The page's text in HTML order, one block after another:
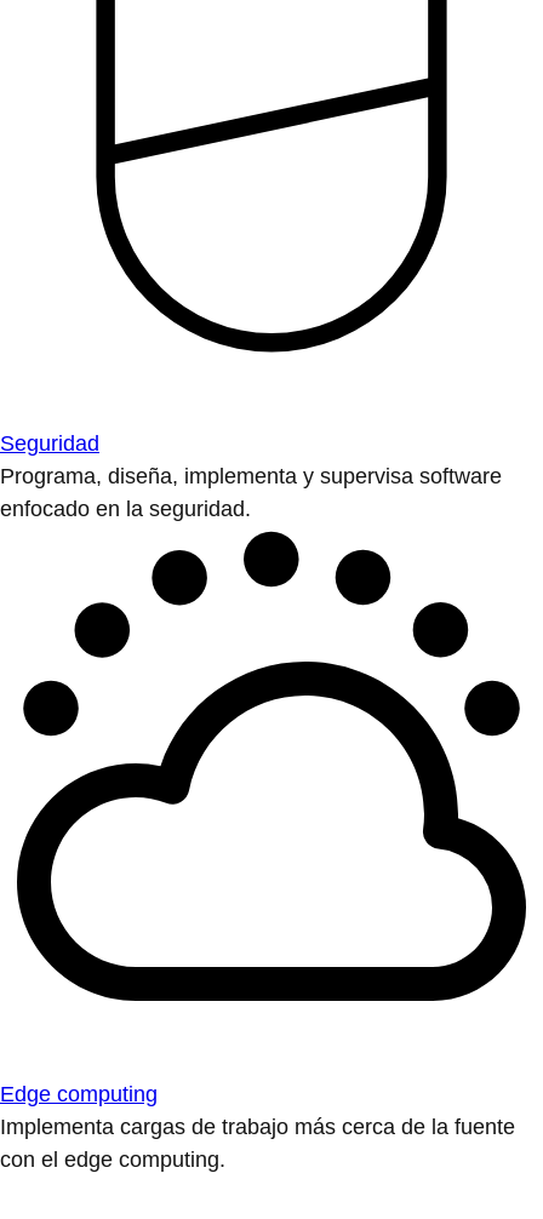
Seguridad
Programa, diseña, implementa y supervisa software
enfocado en la seguridad.
Edge computing
Implementa cargas de trabajo más cerca de la fuente
con el edge computing.